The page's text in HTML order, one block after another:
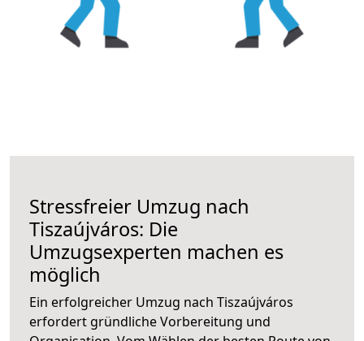
Stressfreier Umzug nach
Tiszaújváros: Die
Umzugsexperten machen es
möglich
Ein erfolgreicher Umzug nach Tiszaújváros
erfordert gründliche Vorbereitung und